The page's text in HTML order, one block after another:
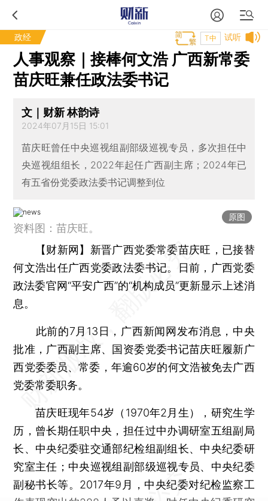
政经 试听
T中
人事观察｜接棒何文浩 广西新常委
苗庆旺兼任政法委书记
文｜财新 林韵诗
2024年07月15日 15:01
苗庆旺曾任中央巡视组副部级巡视专员，多次担任中
央巡视组组长，2022年起任广西副主席；2024年已
有五省份党委政法委书记调整到位
原图
资料图：苗庆旺。
【财新网】 新晋广西党委常委苗庆旺，已接替
何文浩出任广西党委政法委书记。日前，广西党委
政法委官网“平安广西”的“机构成员”更新显示上述消
息。
此前的7月13日，广西新闻网发布消息，中央
批准，广西副主席、国资委党委书记苗庆旺履新广
西党委委员、常委，年逾60岁的何文浩被免去广西
党委常委职务。
苗庆旺现年54岁（1970年2月生），研究生学
历，曾长期任职中央，担任过中办调研室五组副局
长、中央纪委驻交通部纪检组副组长、中央纪委研
究室主任；中央巡视组副部级巡视专员、中央纪委
副秘书长等。2017年9月，中央纪委对纪检监察工